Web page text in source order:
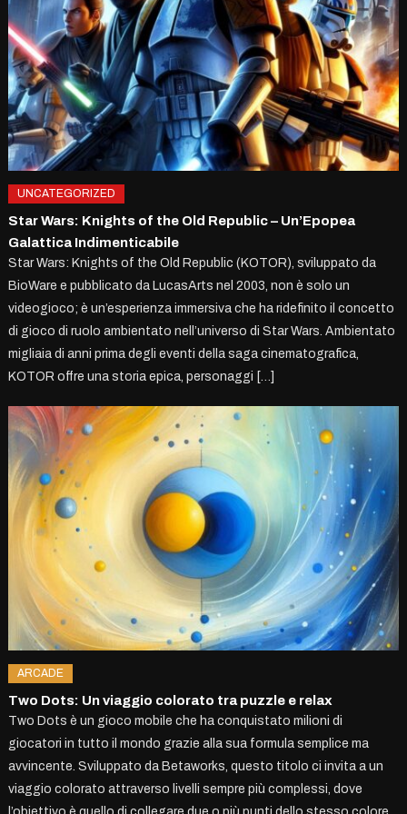
UNCATEGORIZED
Star Wars: Knights of the Old Republic – Un’Epopea
Galattica Indimenticabile
Star Wars: Knights of the Old Republic (KOTOR), sviluppato da
BioWare e pubblicato da LucasArts nel 2003, non è solo un
videogioco; è un’esperienza immersiva che ha ridefinito il concetto
di gioco di ruolo ambientato nell’universo di Star Wars. Ambientato
migliaia di anni prima degli eventi della saga cinematografica,
KOTOR offre una storia epica, personaggi […]
ARCADE
Two Dots: Un viaggio colorato tra puzzle e relax
Two Dots è un gioco mobile che ha conquistato milioni di
giocatori in tutto il mondo grazie alla sua formula semplice ma
avvincente. Sviluppato da Betaworks, questo titolo ci invita a un
viaggio colorato attraverso livelli sempre più complessi, dove